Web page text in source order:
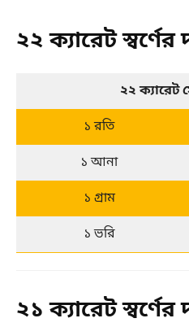
২২ ক্যারেট স্বর্ণের
২২ ক্যারেট
১ রতি
১ আনা
১ গ্রাম
১ ভরি
২১ ক্যারেট স্বর্ণের